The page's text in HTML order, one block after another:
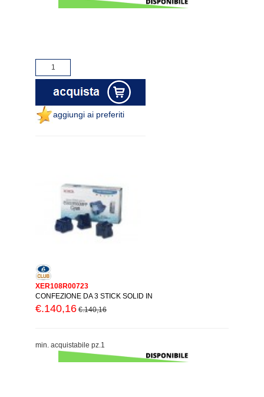
aggiungi ai preferiti
XER108R00723
CONFEZIONE DA 3 STICK SOLID IN
€.140,16 €.140,16
min. acquistabile pz.1